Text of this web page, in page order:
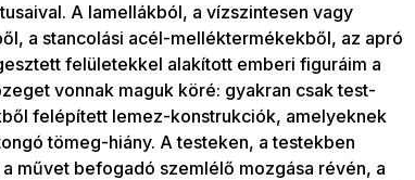
A lamellákból, a vízszintesen vagy
a stancolási acél-melléktermékekből, az apró
felületekkel alakított emberi figuráim a
vonnak maguk köré: gyakran csak test-
felépített lemez-konstrukciók, amelyeknek
tömeg-hiány. A testeken, a testekben
művet befogadó szemlélő mozgása révén, a